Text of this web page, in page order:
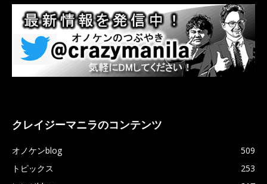
クレイジーマニラのコンテンツ
オノケンblog
509
トピックス
253